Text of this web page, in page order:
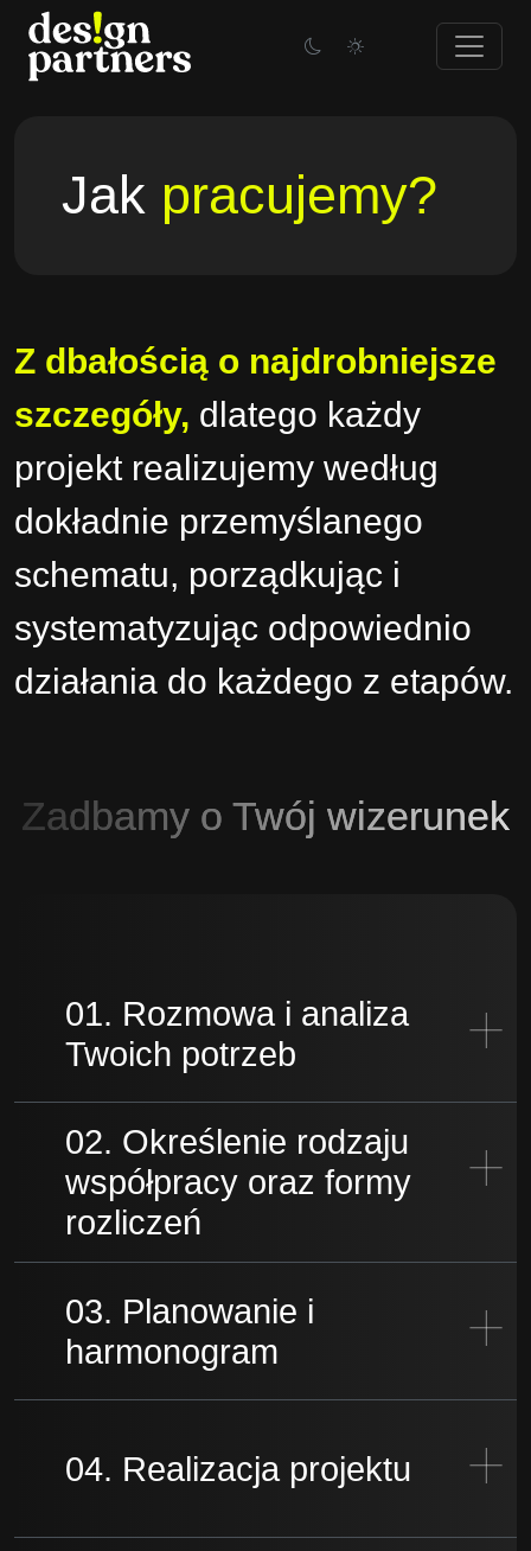
content
Jak pracujemy?
Z dbałością o najdrobniejsze
szczegóły, dlatego każdy
projekt realizujemy według
dokładnie przemyślanego
schematu, porządkując i
systematyzując odpowiednio
działania do każdego z etapów.
Zadbamy o Twój wizerunek
01. Rozmowa i analiza
Twoich potrzeb
02. Określenie rodzaju
współpracy oraz formy
rozliczeń
03. Planowanie i
harmonogram
04. Realizacja projektu